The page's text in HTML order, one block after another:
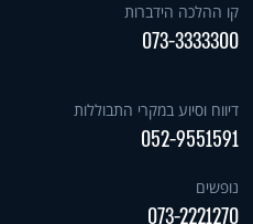
קו ההלכה הידברות
073-3333300
דיווח וסיוע במקרי התבוללות
052-9551591
נופשים
073-2221270